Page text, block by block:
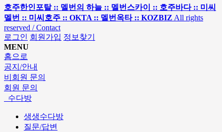
호주한인포탈 :: 멜번의 하늘 :: 멜번스카이 :: 호주바다 :: 미씨
멜번 :: 미씨호주 :: OKTA :: 멜번옥타 :: KOZBIZ All rights
reserved / Contact
로그인 회원가입 정보찾기
MENU
홈으로
공지/안내
비회원 문의
회원 문의
수다방
생생수다방
질문/답변